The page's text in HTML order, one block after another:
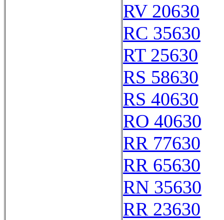
RV 20630
RC 35630
RT 25630
RS 58630
RS 40630
RO 40630
RR 77630
RR 65630
RN 35630
RR 23630